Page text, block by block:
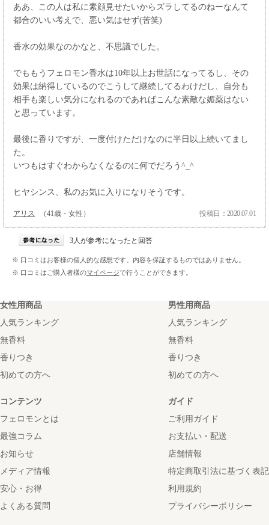
ああ、この人は私に素顔見せたいからズラしてるのねーなんて
都合のいい考えで、悪い気はせず(苦笑)
香水の効果なのかなと、不思議でした。
でももうフェロモン香水は10年以上お世話になってるし、その
効果は納得しているのでこうして継続してるわけだし、自分も
相手も楽しい気分になれるのであればこんな素敵な媚薬はない
と思っています。
最後に香りですが、一度付けただけなのに半日以上続いてまし
た。
いつもはすぐわからなくなるのに何でだろう^_^
ヒヤシンス、私のお気に入りになりそうです。
アリス （41歳・女性） 投稿日：2020.07.01
3人が参考になったと回答
※ 口コミはお客様の個人的な感想です。内容を保証するものではありません。
※ 口コミはご購入者様のマイページで行うことができます。
女性用商品
人気ランキング
無香料
香りつき
初めての方へ
男性用商品
人気ランキング
無香料
香りつき
初めての方へ
コンテンツ
フェロモンとは
最強コラム
お知らせ
メディア情報
安心・お得
よくある質問
ガイド
ご利用ガイド
お支払い・配送
店舗情報
特定商取引法に基づく表記
利用規約
プライバシーポリシー